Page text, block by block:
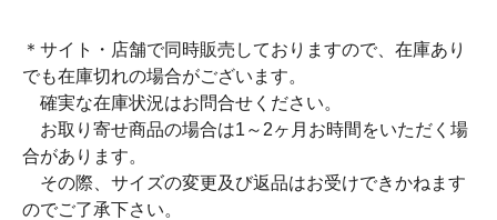
＊サイト・店舗で同時販売しておりますので、在庫あり
でも在庫切れの場合がございます。
確実な在庫状況はお問合せください。
お取り寄せ商品の場合は1～2ヶ月お時間をいただく場
合があります。
その際、サイズの変更及び返品はお受けできかねます
のでご了承下さい。